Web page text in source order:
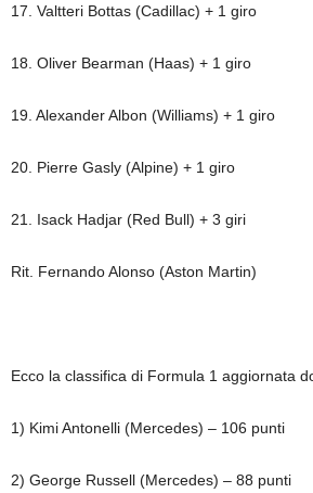
17. Valtteri Bottas (Cadillac) + 1 giro
18. Oliver Bearman (Haas) + 1 giro
19. Alexander Albon (Williams) + 1 giro
20. Pierre Gasly (Alpine) + 1 giro
21. Isack Hadjar (Red Bull) + 3 giri
Rit. Fernando Alonso (Aston Martin)
Ecco la classifica di Formula 1 aggiornata
1) Kimi Antonelli (Mercedes) – 106 punti
2) George Russell (Mercedes) – 88 punti